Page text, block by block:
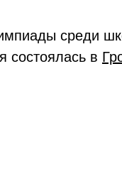
среди
состоялась в